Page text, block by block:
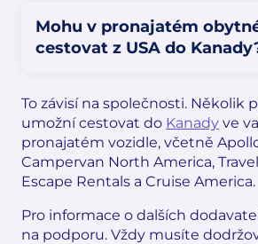
Mohu v pronajatém
cestovat z USA do
To závisí na společnosti. Několik
umožní cestovat do Kanady ve
pronajatém vozidle, včetně
Campervan North America,
Escape Rentals a Cruise America.
Pro informace o dalších
na podporu. Vždy musíte